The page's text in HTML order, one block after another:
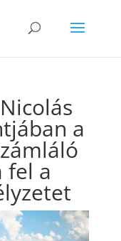
a
fel a